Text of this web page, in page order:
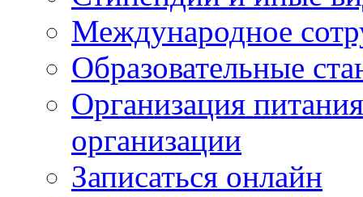
Международное
Образовательные
Организация
организации
Записаться онлайн